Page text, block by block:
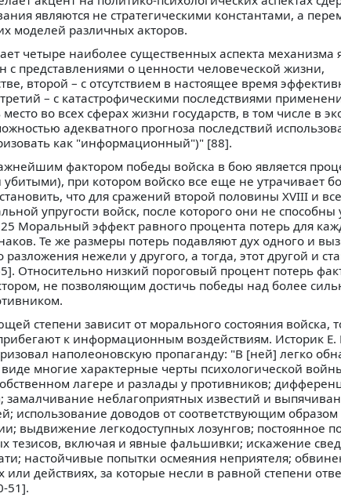
являются не стратегическими константами, а
моделей различных акторов.
четыре наиболее существенных аспекта механизма
с представлениями о ценности человеческой жизни,
второй – с отсутствием в настоящее время
– с катастрофическими последствиями
во всех сферах жизни государств, в том числе в
адекватного прогноза последствий
как "информационный")" [88].
фактором победы войска в бою является
при котором войско все еще не утрачивает
что для сражений второй половины XVIII и
упругости войск, после которого они не способны
Моральный эффект равного процента потерь для
Те же размеры потерь подавляют дух одного и
нежели у другого, а тогда, этот другой и
Относительно низкий пороговый процент потерь
не позволяющим достичь победы над более
степени зависит от морального состояния войска,
к информационным воздействиям. Историк Е.
наполеоновскую пропаганду: "В [ней] легко
многие характерные черты психологической
лагере и разлады у противников;
замалчивание неблагоприятных известий и
использование доводов от соответствующим образом
выдвижение легкодоступных лозунгов; постоянное
тезисов, включая и явные фальшивки; искажение
настойчивые попытки осмеяния неприятеля;
или действиях, за которые несли в равной степени
51].